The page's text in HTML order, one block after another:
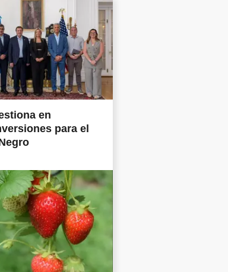
en
para el